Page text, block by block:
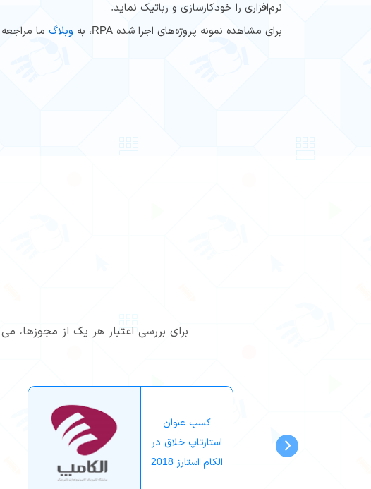
نرم‌افزاری را خودکار‌سازی و رباتیک نماید.
برای مشاهده نمونه پروژه‌های اجرا شده RPA، به
وبلاگ ما
برای بررسی اعتبار هر یک از مجوزها،
کسب عنوان
استارتاپ خلاق در
الکام استارز 2018